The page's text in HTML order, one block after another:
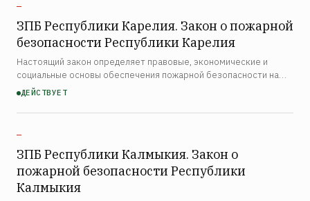
—
ЗПБ Республики Карелия. Закон о пожарной
безопасности Республики Карелия
Настоящий закон определяет правовые, экономические и
социальные основы обеспечения пожарной безопасности на
территории Республики Карелия. Закон распространяется на
ДЕЙСТВУЕТ
—
ЗПБ Республики Калмыкия. Закон о
пожарной безопасности Республики
Калмыкия